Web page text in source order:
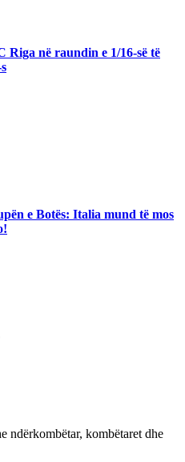
në raundin e 1/16-së të
e Botës: Italia mund të mos
ndërkombëtar, kombëtaret dhe